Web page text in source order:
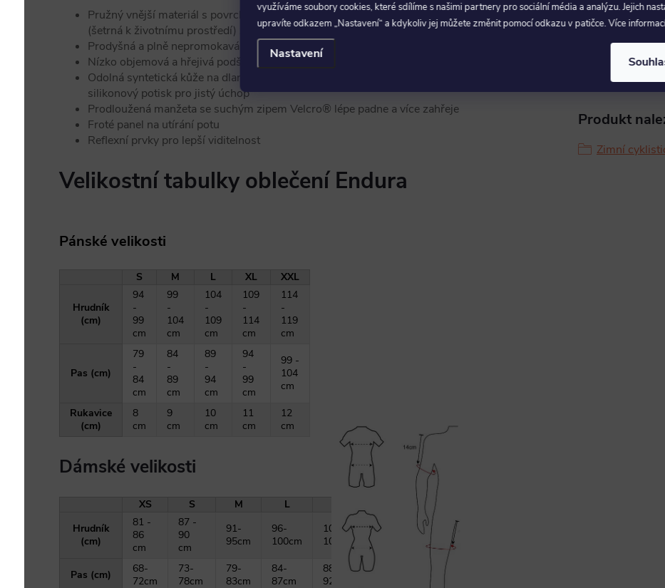
využíváme soubory cookies, které sdílíme s našimi partnery pro sociální média a analýzu. Jejich
upravíte odkazem „Nastavení“ a kdykoliv jej můžete změnit pomocí odkazu v patičce. Více
Nastavení
Pružný vnější materiál s povrchovou úpravou odpuzující vodu DWR bez PFC
(šetrná k životnímu prostředí) zaručuje vysokou flexibilitu.
Prodyšná a plně nepromokavá vnitřní membrána
Nízko objemová a hřejivá podšívka rychle vysychá
Odolná syntetická kůže na dlaních; gelové výstelky pro pohlcování vibrací a
silikonový potisk pro jistý úchop
Prodloužená manžeta se suchým zipem Velcro® lépe padne a více zahřeje
Froté panel na utírání potu
Reflexní prvky pro lepší viditelnost
Velikostní tabulky oblečení Endura
Pánské velikosti
S M L XL XXL
Hrudník
(cm)
94
-
99
cm
99
-
104
cm
104
-
109
cm
109
-
114
cm
114
-
119
cm
Pas (cm)
79
-
84
cm
84
-
89
cm
89
-
94
cm
94
-
99
cm
99 -
104
cm
Rukavice
(cm)
8
cm
9
cm
10
cm
11
cm
12
cm
Dámské velikosti
XS S M L
Hrudník
(cm)
81 -
86
cm
87 -
90
cm
91-
95cm
96-
100cm
101-
105cm
Pas (cm)
68-
72cm
73-
78cm
79-
83cm
84-
87cm
88-
92cm
Sezóna:
Materiál
Produkt
Zimní